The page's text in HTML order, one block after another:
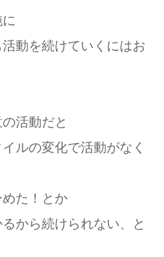
動を続けていくにはお
活動だと
ルの変化で活動がなく
た！とか
から続けられない、と